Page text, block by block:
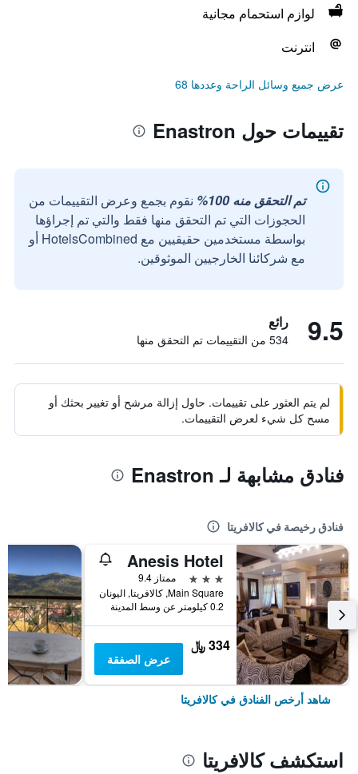
لوازم استحمام مجانية
انترنت
عرض جميع وسائل الراحة وعددها 68
تقييمات حول Enastron
تم التحقق منه 100%
نقوم بجمع وعرض التقييمات من
الحجوزات التي تم التحقق منها فقط والتي تم إجراؤها
بواسطة مستخدمين حقيقيين مع HotelsCombined أو
مع شركائنا الخارجيين الموثوقين.
9.5 رائع
534 من التقييمات تم التحقق منها
لم يتم العثور على تقييمات. حاول إزالة مرشح أو تغيير بحثك أو
مسح كل شيء لعرض التقييمات.
فنادق مشابهة لـ Enastron
فنادق رخيصة في كالافريتا
Anesis Hotel
3 نجوم
ممتاز 9.4
Main Square, كالافريتا, اليونان
0.2 كيلومتر عن وسط المدينة
334 ﷼
عرض الصفقة
شاهد أرخص الفنادق في كالافريتا
استكشف كالافريتا